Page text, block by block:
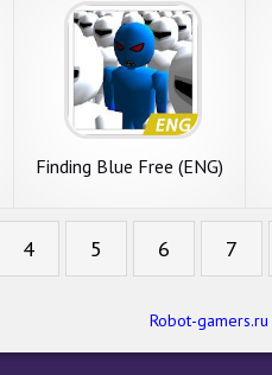
Finding Blue Free (ENG)
4 5 6 7
Robot-gamers.ru